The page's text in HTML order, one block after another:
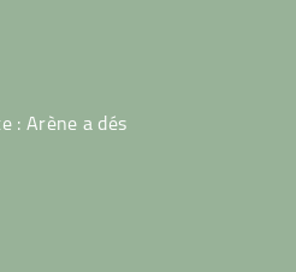
: Arène a dés